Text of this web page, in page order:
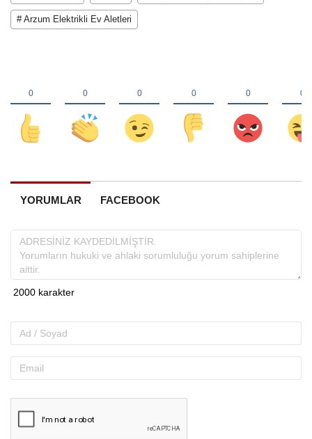
# Arzum Elektrikli Ev Aletleri
YORUMLAR FACEBOOK